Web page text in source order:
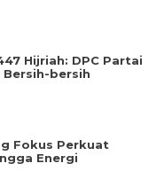
Hijriah: DPC Partai
bersih
Fokus Perkuat
Energi